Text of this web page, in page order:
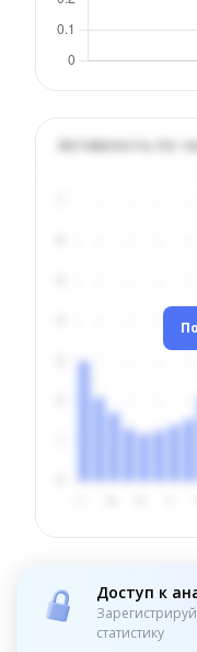
Активность по
Доступ к
статистику